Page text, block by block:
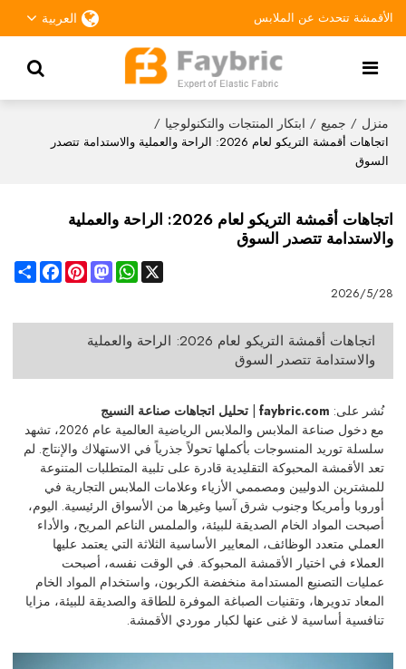
الأقمشة تتحدث عن الملابس العربية
منزل / جميع / ابتكار المنتجات والتكنولوجيا /
اتجاهات أقمشة التريكو لعام 2026: الراحة والعملية والاستدامة تتصدر
السوق
اتجاهات أقمشة التريكو لعام 2026: الراحة والعملية
والاستدامة تتصدر السوق
Share
FacebookPinterestMastodon
WhatsApp
X
2026/5/28
اتجاهات أقمشة التريكو لعام 2026: الراحة والعملية
والاستدامة تتصدر السوق
نُشر على: faybric.com
|تحليل اتجاهات صناعة النسيج
مع دخول صناعة الملابس والملابس الرياضية العالمية عام 2026، تشهد
سلسلة توريد المنسوجات بأكملها تحولاً جذرياً في الاستهلاك والإنتاج. لم
تعد الأقمشة المحبوكة التقليدية قادرة على تلبية المتطلبات المتنوعة
للمشترين الدوليين ومصممي الأزياء وعلامات الملابس التجارية في
أوروبا وأمريكا وجنوب شرق آسيا وغيرها من الأسواق الرئيسية. اليوم،
أصبحت المواد الخام الصديقة للبيئة، والملمس الناعم المريح، والأداء
العملي متعدد الوظائف، المعايير الأساسية الثلاثة التي يعتمد عليها
العملاء في اختيار الأقمشة المحبوكة. في الوقت نفسه، أصبحت
عمليات التصنيع المستدامة منخفضة الكربون، واستخدام المواد الخام
المعاد تدويرها، وتقنيات الصباغة الموفرة للطاقة والصديقة للبيئة، مزايا
تنافسية أساسية لا غنى عنها لكبار موردي الأقمشة.